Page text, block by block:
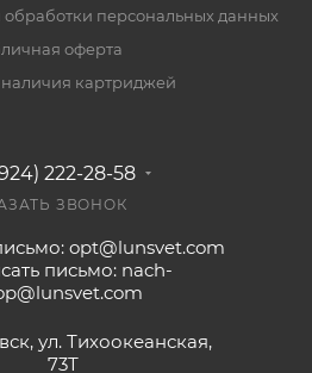
персональных данных
оферта
картриджей
222-28-58
ЗВОНОК
opt@lunsvet.com
письмо: nach-
ул. Тихоокеанская,
73Т